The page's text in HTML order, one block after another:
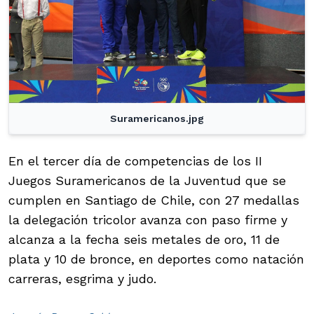
Suramericanos.jpg
En el tercer día de competencias de los II
Juegos Suramericanos de la Juventud que se
cumplen en Santiago de Chile, con 27 medallas
la delegación tricolor avanza con paso firme y
alcanza a la fecha seis metales de oro, 11 de
plata y 10 de bronce, en deportes como natación
carreras, esgrima y judo.